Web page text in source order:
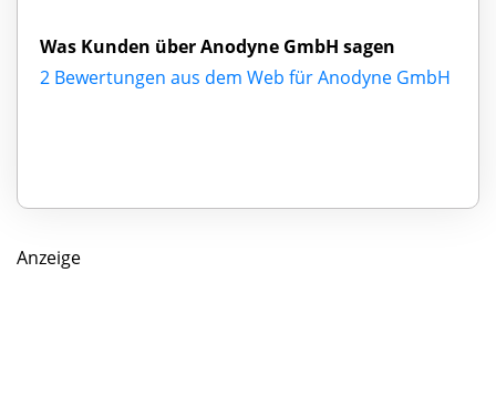
Was Kunden über Anodyne GmbH sagen
2 Bewertungen aus dem Web für Anodyne GmbH
Anzeige